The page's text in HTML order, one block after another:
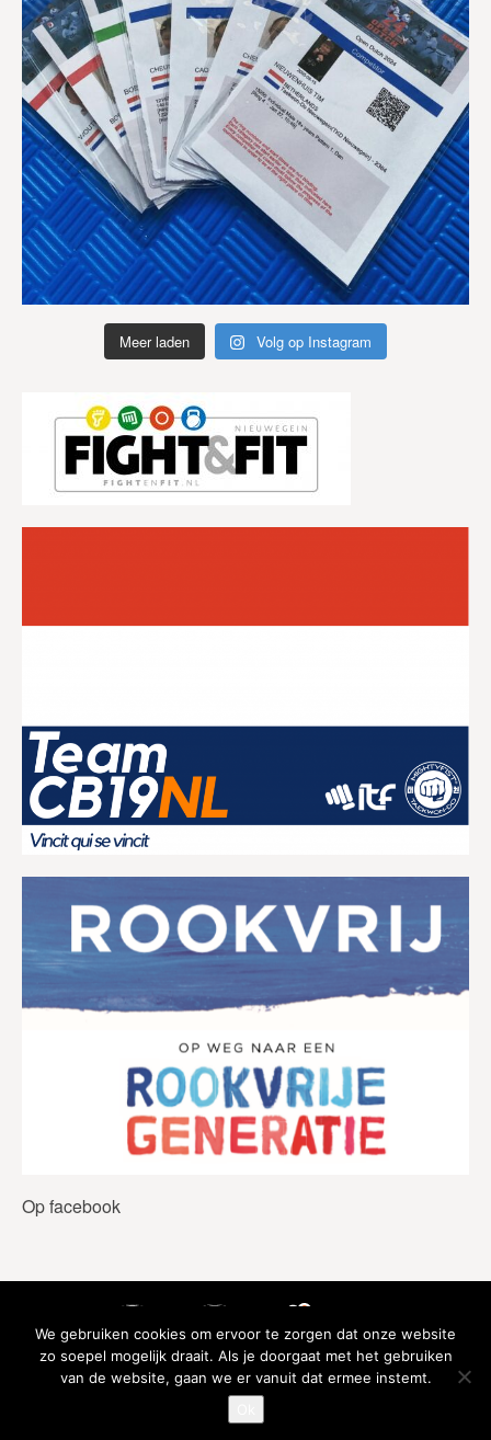
Meer laden Volg op Instagram
Op facebook
We gebruiken cookies om ervoor te zorgen dat onze website
zo soepel mogelijk draait. Als je doorgaat met het gebruiken
van de website, gaan we er vanuit dat ermee instemt.